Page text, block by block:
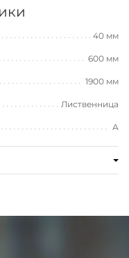
40 мм
600 мм
1900 мм
Лиственница
А